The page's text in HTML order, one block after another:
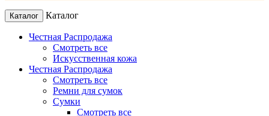
Каталог Каталог
Честная Распродажа
Смотреть все
Искусственная кожа
Честная Распродажа
Смотреть все
Ремни для сумок
Сумки
Смотреть все